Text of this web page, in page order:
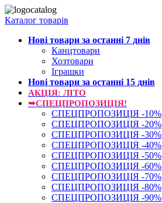
Каталог товарів
Нові товари за останнi 7 днiв
Канцтовари
Хозтовари
Іграшки
Нові товари за останнi 15 днiв
АКЦІЯ: ЛІТО
➥СПЕЦПРОПОЗИЦІЯ!
СПЕЦПРОПОЗИЦІЯ -10%
СПЕЦПРОПОЗИЦІЯ -20%
СПЕЦПРОПОЗИЦІЯ -30%
СПЕЦПРОПОЗИЦІЯ -40%
СПЕЦПРОПОЗИЦІЯ -50%
СПЕЦПРОПОЗИЦІЯ -60%
СПЕЦПРОПОЗИЦІЯ -70%
СПЕЦПРОПОЗИЦІЯ -80%
СПЕЦПРОПОЗИЦІЯ -90%